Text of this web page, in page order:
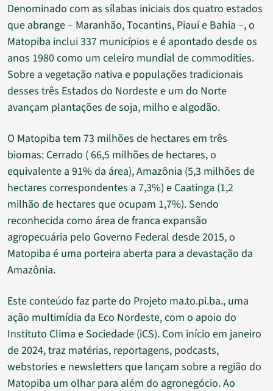
Denominado com as sílabas iniciais dos quatro estados
que abrange – Maranhão, Tocantins, Piauí e Bahia –, o
Matopiba inclui 337 municípios e é apontado desde os
anos 1980 como um celeiro mundial de commodities.
Sobre a vegetação nativa e populações tradicionais
desses três Estados do Nordeste e um do Norte
avançam plantações de soja, milho e algodão.
O Matopiba tem 73 milhões de hectares em três
biomas: Cerrado ( 66,5 milhões de hectares, o
equivalente a 91% da área), Amazônia (5,3 milhões de
hectares correspondentes a 7,3%) e Caatinga (1,2
milhão de hectares que ocupam 1,7%). Sendo
reconhecida como área de franca expansão
agropecuária pelo Governo Federal desde 2015, o
Matopiba é uma porteira aberta para a devastação da
Amazônia.
Este conteúdo faz parte do Projeto ma.to.pi.ba., uma
ação multimídia da Eco Nordeste, com o apoio do
Instituto Clima e Sociedade (iCS). Com início em janeiro
de 2024, traz matérias, reportagens, podcasts,
webstories e newsletters que lançam sobre a região do
Matopiba um olhar para além do agronegócio. Ao